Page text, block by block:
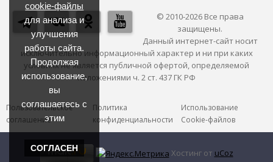
© 2010-2026 Все права
защищены.
Данный интернет-сайт носит
исключительно информационный характер и ни при каких
условиях не является публичной офертой, определяемой
положениями ч. 2 ст. 437 ГК РФ
Пользовательское
соглашение
Политика
конфиденциальности
Использование
Cookie-файлов
Хостинг от uCoz
cookie-файлы
для анализа и
улучшения
работы сайта.
Продолжая
использование,
вы
соглашаетесь с
этим
СОГЛАСЕН